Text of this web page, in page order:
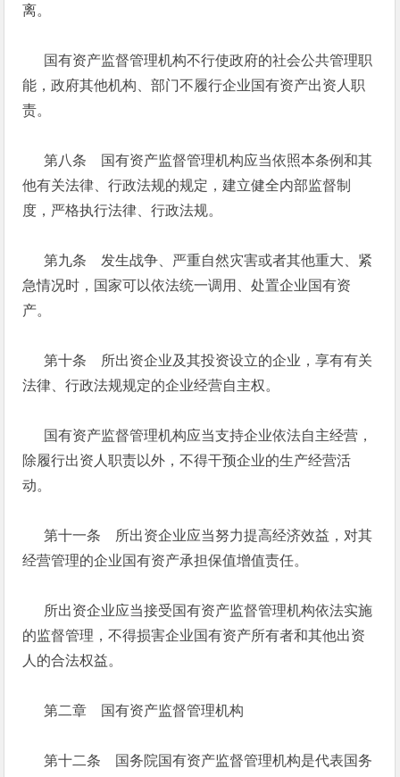
离。
国有资产监督管理机构不行使政府的社会公共管理职
能，政府其他机构、部门不履行企业国有资产出资人职
责。
第八条 国有资产监督管理机构应当依照本条例和其
他有关法律、行政法规的规定，建立健全内部监督制
度，严格执行法律、行政法规。
第九条 发生战争、严重自然灾害或者其他重大、紧
急情况时，国家可以依法统一调用、处置企业国有资
产。
第十条 所出资企业及其投资设立的企业，享有有关
法律、行政法规规定的企业经营自主权。
国有资产监督管理机构应当支持企业依法自主经营，
除履行出资人职责以外，不得干预企业的生产经营活
动。
第十一条 所出资企业应当努力提高经济效益，对其
经营管理的企业国有资产承担保值增值责任。
所出资企业应当接受国有资产监督管理机构依法实施
的监督管理，不得损害企业国有资产所有者和其他出资
人的合法权益。
第二章 国有资产监督管理机构
第十二条 国务院国有资产监督管理机构是代表国务